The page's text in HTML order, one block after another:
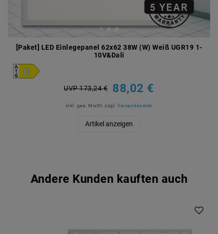
[Paket] LED Einlegepanel 62x62 38W (W) Weiß UGR19 1-
10V&Dali
UVP 173,24 € 88,02 €
inkl. ges. MwSt. zzgl. Versandkosten
Artikel anzeigen
Andere Kunden kauften auch